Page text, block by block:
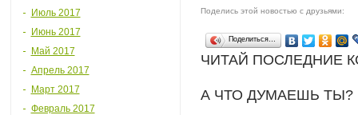
Июль 2017
Июнь 2017
Май 2017
Апрель 2017
Март 2017
Февраль 2017
Поделись этой новостью с друзьями:
Поделиться…
ЧИТАЙ ПОСЛЕДНИЕ
А ЧТО ДУМАЕШЬ